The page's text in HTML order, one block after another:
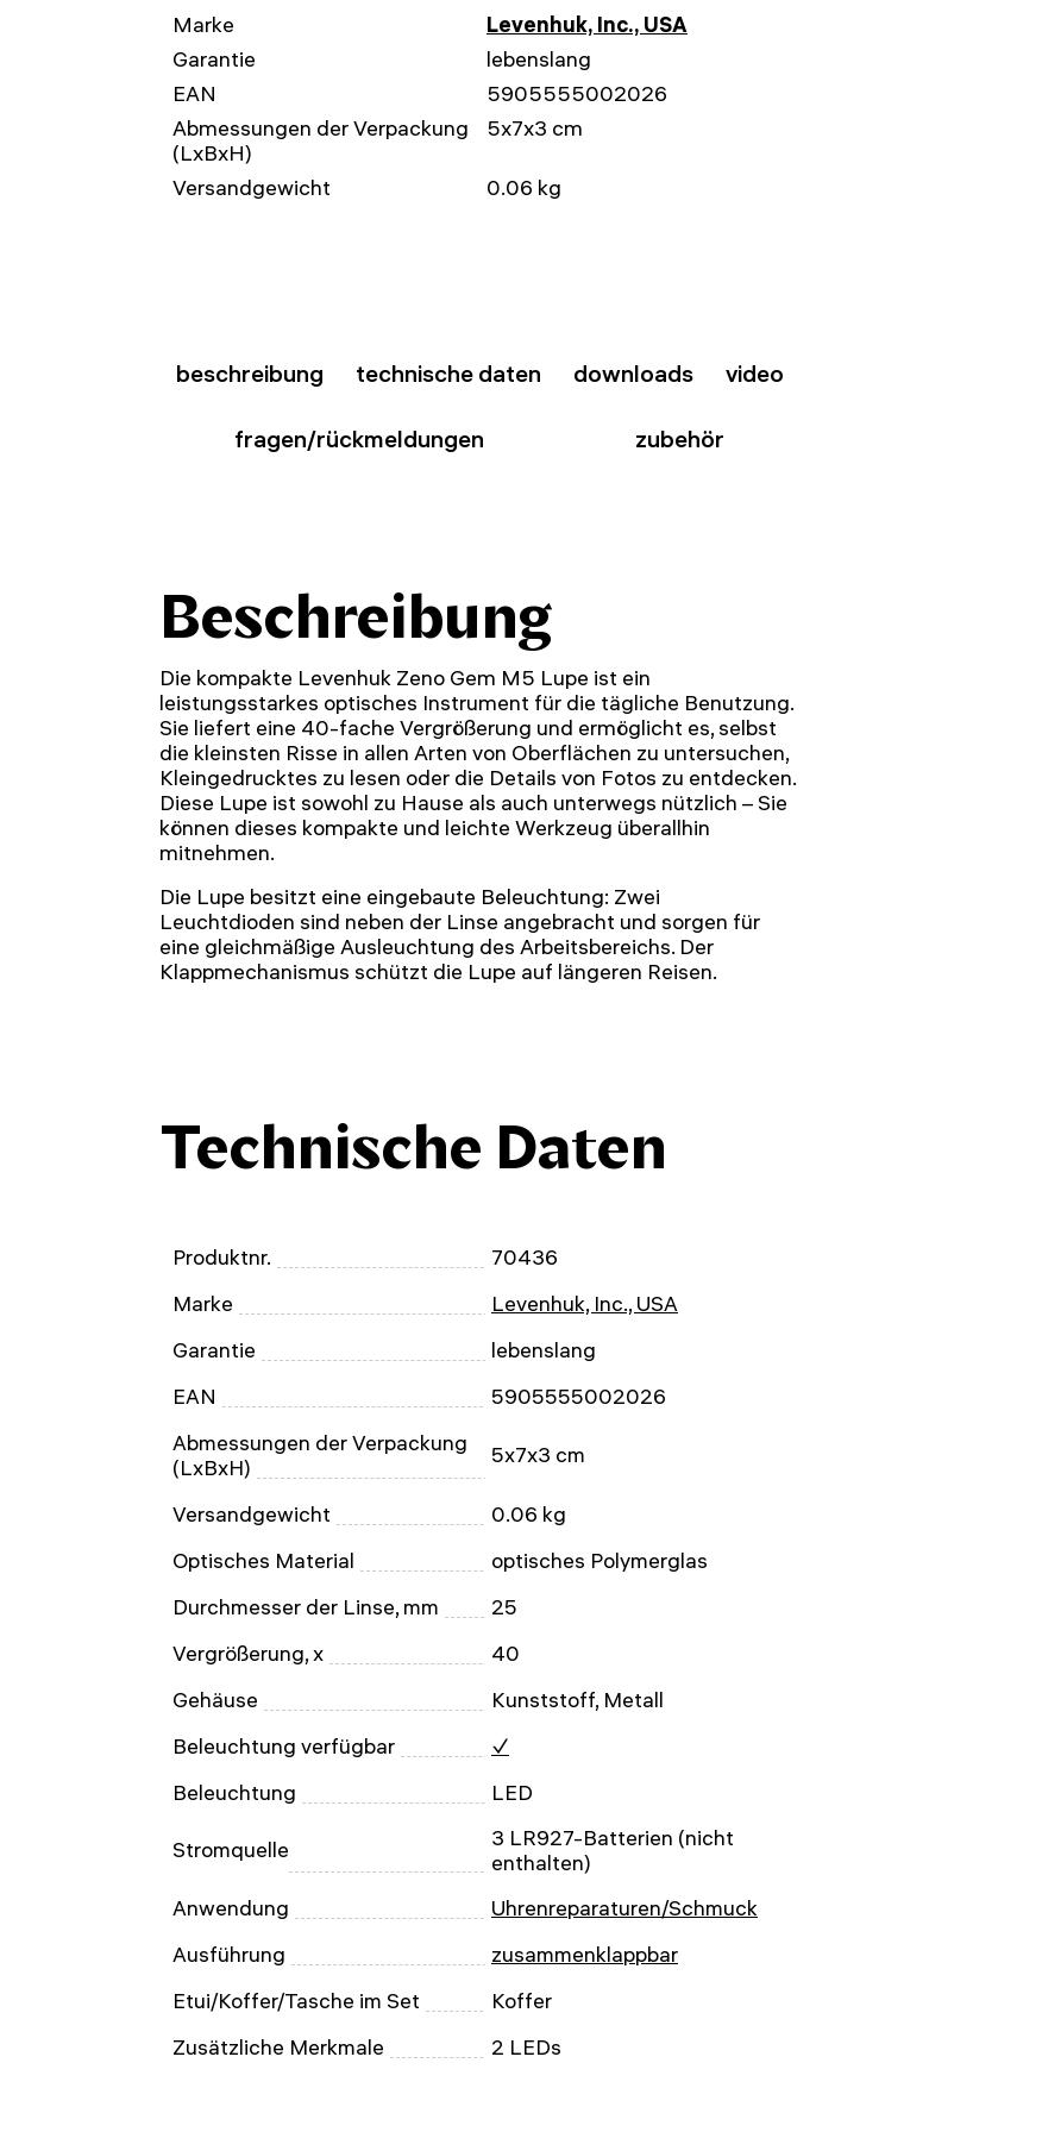
Marke
Levenhuk, Inc., USA
Garantie
lebenslang
EAN
5905555002026
Abmessungen der Verpackung
(LxBxH)
5x7x3 cm
Versandgewicht 0.06 kg
beschreibung technische daten downloads video
fragen/rückmeldungen zubehör
Beschreibung
Die kompakte Levenhuk Zeno Gem M5 Lupe ist ein
leistungsstarkes optisches Instrument für die tägliche Benutzung.
Sie liefert eine 40-fache Vergrößerung und ermöglicht es, selbst
die kleinsten Risse in allen Arten von Oberflächen zu untersuchen,
Kleingedrucktes zu lesen oder die Details von Fotos zu entdecken.
Diese Lupe ist sowohl zu Hause als auch unterwegs nützlich – Sie
können dieses kompakte und leichte Werkzeug überallhin
mitnehmen.
Die Lupe besitzt eine eingebaute Beleuchtung: Zwei
Leuchtdioden sind neben der Linse angebracht und sorgen für
eine gleichmäßige Ausleuchtung des Arbeitsbereichs. Der
Klappmechanismus schützt die Lupe auf längeren Reisen.
Technische Daten
Produktnr.
70436
Marke
Levenhuk, Inc., USA
Garantie
lebenslang
EAN
5905555002026
Abmessungen der Verpackung
(LxBxH)
5x7x3 cm
Versandgewicht
0.06 kg
Optisches Material
optisches Polymerglas
Durchmesser der Linse, mm
25
Vergrößerung, x
40
Gehäuse
Kunststoff, Metall
Beleuchtung verfügbar
✓
Beleuchtung
LED
Stromquelle
3 LR927-Batterien (nicht
enthalten)
Anwendung
Uhrenreparaturen/Schmuck
Ausführung
zusammenklappbar
Etui/Koffer/Tasche im Set
Koffer
Zusätzliche Merkmale
2 LEDs